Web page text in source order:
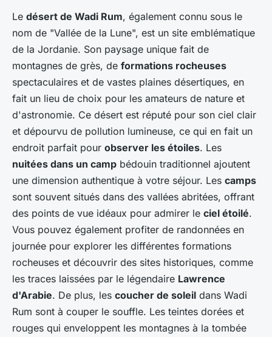
Le désert de Wadi Rum, également connu sous le
nom de "Vallée de la Lune", est un site emblématique
de la Jordanie. Son paysage unique fait de
montagnes de grès, de formations rocheuses
spectaculaires et de vastes plaines désertiques, en
fait un lieu de choix pour les amateurs de nature et
d'astronomie. Ce désert est réputé pour son ciel clair
et dépourvu de pollution lumineuse, ce qui en fait un
endroit parfait pour observer les étoiles. Les
nuitées dans un camp bédouin traditionnel ajoutent
une dimension authentique à votre séjour. Les camps
sont souvent situés dans des vallées abritées, offrant
des points de vue idéaux pour admirer le ciel étoilé.
Vous pouvez également profiter de randonnées en
journée pour explorer les différentes formations
rocheuses et découvrir des sites historiques, comme
les traces laissées par le légendaire Lawrence
d'Arabie. De plus, les coucher de soleil dans Wadi
Rum sont à couper le souffle. Les teintes dorées et
rouges qui enveloppent les montagnes à la tombée